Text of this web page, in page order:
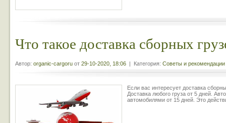
Что такое доставка сборных
Автор: organic-cargoru от 29-10-2020, 18:06 | Категория: Советы и рекомендации
Если вас интересует доставка
Доставка любого груза от 5 дней.
автомобилями от 15 дней. Это